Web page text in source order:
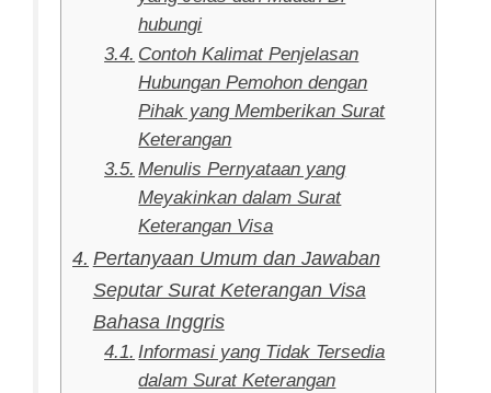
hubungi
Contoh Kalimat Penjelasan
Hubungan Pemohon dengan
Pihak yang Memberikan Surat
Keterangan
Menulis Pernyataan yang
Meyakinkan dalam Surat
Keterangan Visa
Pertanyaan Umum dan Jawaban
Seputar Surat Keterangan Visa
Bahasa Inggris
Informasi yang Tidak Tersedia
dalam Surat Keterangan